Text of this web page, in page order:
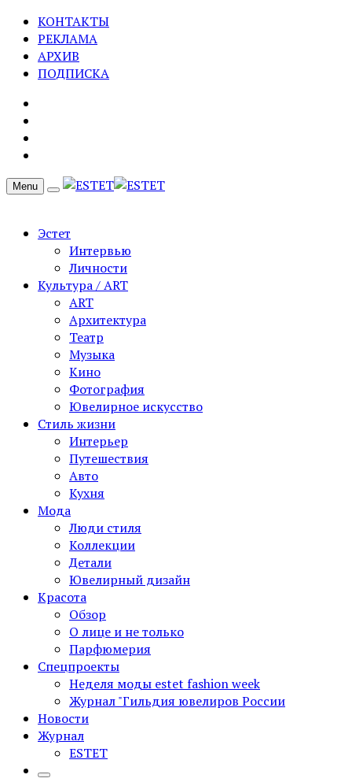
КОНТАКТЫ
РЕКЛАМА
АРХИВ
ПОДПИСКА
Menu
Эстет
Интервью
Личности
Культура / ART
ART
Архитектура
Театр
Музыка
Кино
Фотография
Ювелирное искусство
Стиль жизни
Интерьер
Путешествия
Авто
Кухня
Мода
Люди стиля
Коллекции
Детали
Ювелирный дизайн
Красота
Обзор
О лице и не только
Парфюмерия
Спецпроекты
Неделя моды estet fashion week
Журнал "Гильдия ювелиров России
Новости
Журнал
ESTET